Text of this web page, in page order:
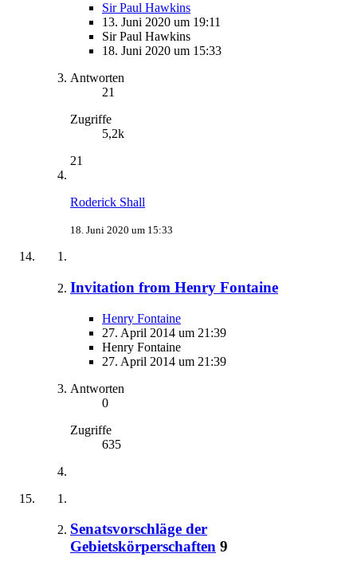
Sir Paul Hawkins
13. Juni 2020 um 19:11
Sir Paul Hawkins
18. Juni 2020 um 15:33
Antworten
21
Zugriffe
5,2k
21
Roderick Shall
18. Juni 2020 um 15:33
Invitation from Henry Fontaine
Henry Fontaine
27. April 2014 um 21:39
Henry Fontaine
27. April 2014 um 21:39
Antworten
0
Zugriffe
635
Senatsvorschläge der
Gebietskörperschaften 9